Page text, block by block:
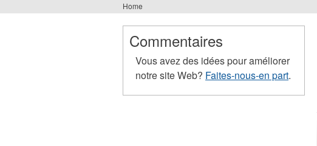
You
are
here
Home
Commentaires
Vous avez des idées pour améliorer
notre site Web? Faites-nous-en part.